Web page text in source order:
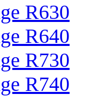
R630
R640
R730
R740